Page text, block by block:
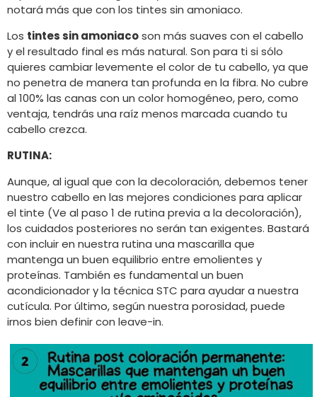
notará más que con los tintes sin amoniaco.
Los tintes sin amoniacoson más suaves con el cabello
y el resultado final es más natural. Son para ti si sólo
quieres cambiar levemente el color de tu cabello, ya que
no penetra de manera tan profunda en la fibra. No cubre
al 100% las canas con un color homogéneo, pero, como
ventaja, tendrás una raíz menos marcada cuando tu
cabello crezca.
RUTINA:
Aunque, al igual que con la decoloración, debemos tener
nuestro cabello en las mejores condiciones para aplicar
el tinte (Ve al paso 1 de rutina previa a la decoloración),
los cuidados posteriores no serán tan exigentes. Bastará
con incluir en nuestra rutina una mascarilla que
mantenga un buen equilibrio entre emolientes y
proteínas. También es fundamental un buen
acondicionador y la técnica STC para ayudar a nuestra
cutícula. Por último, según nuestra porosidad, puede
irnos bien definir con leave-in.